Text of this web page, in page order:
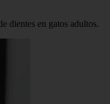
dientes en gatos adultos.